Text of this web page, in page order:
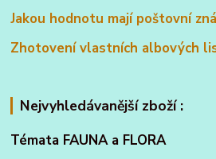
Jakou hodnotu mají poštovní
Zhotovení vlastních albových
Nejvyhledávanější zboží :
Témata FAUNA a FLORA